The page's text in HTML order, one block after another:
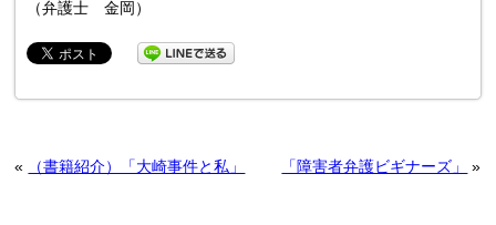
（弁護士 金岡）
« （書籍紹介）「大崎事件と私」 「障害者弁護ビギナーズ」 »